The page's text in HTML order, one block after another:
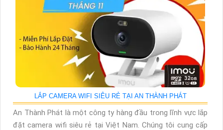
LẮP CAMERA WIFI SIÊU RẺ TẠI AN THÀNH PHÁT
An Thành Phát là một công ty hàng đầu trong lĩnh vực lắp
đặt camera wifi siêu rẻ tại Việt Nam. Chúng tôi cung cấp